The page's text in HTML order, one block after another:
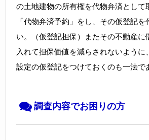
の土地建物の所有権を代物弁済として
「代物弁済予約」をし、その仮登記を
い。（仮登記担保）またその不動産に
入れて担保価値を減らされないように
設定の仮登記をつけておくのも一法で
調査内容でお困りの方